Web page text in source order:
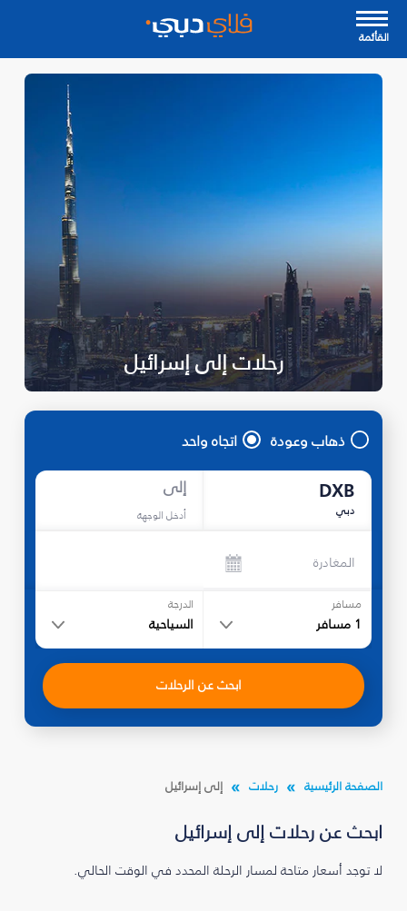
القأئمة
رحلات إلى إسرائيل
ذهاب وعودة اتجاه واحد
DXB
دبي
إلى
أدخل الوجهة
المغادرة
مسافر
1 مسافر
الدرجة
السياحية
ابحث عن الرحلات
الصفحة الرئيسية رحلات إلى إسرائيل
ابحث عن رحلات إلى إسرائيل
لا توجد أسعار متاحة لمسار الرحلة المحدد في الوقت الحالي.